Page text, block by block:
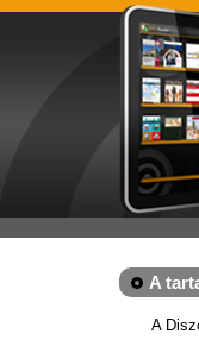
A
A